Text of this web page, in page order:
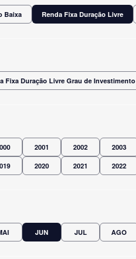
Baixa Renda Fixa Duração Livre
Fixa Duração Livre Grau de Investimento
2001 2002 2003
2020 2021 2022
JUN JUL AGO